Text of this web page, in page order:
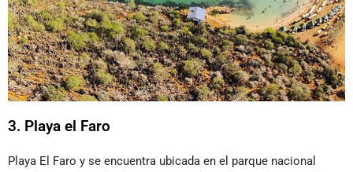
3. Playa el Faro
Playa El Faro y se encuentra ubicada en el parque nacional